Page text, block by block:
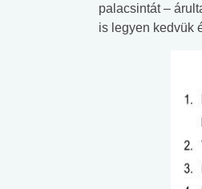
palacsintát –
is legyen kedvük